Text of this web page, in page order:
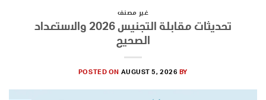
غير مصنف
تحديثات مقابلة التجنيس 2026 والاستعداد
الصحيح
POSTED ON AUGUST 5, 2026 BY